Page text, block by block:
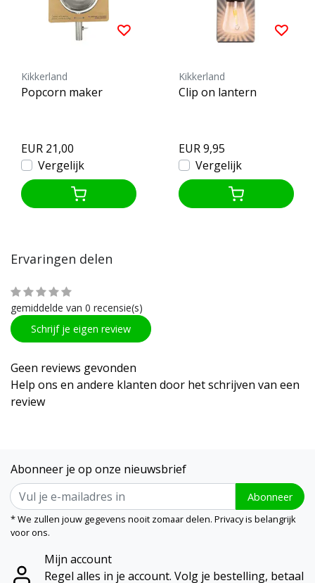
Kikkerland
Popcorn maker
EUR 21,00
Vergelijk
Kikkerland
Clip on lantern
EUR 9,95
Vergelijk
Ervaringen delen
gemiddelde van 0 recensie(s)
Schrijf je eigen review
Geen reviews gevonden
Help ons en andere klanten door het schrijven van een
review
Abonneer je op onze nieuwsbrief
Abonneer
* We zullen jouw gegevens nooit zomaar delen. Privacy is belangrijk
voor ons.
Mijn account
Regel alles in je account. Volg je bestelling, betaal